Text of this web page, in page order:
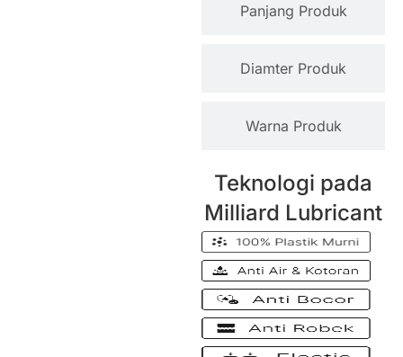
Panjang Produk
Diamter Produk
Warna Produk
Teknologi pada
Milliard Lubricant